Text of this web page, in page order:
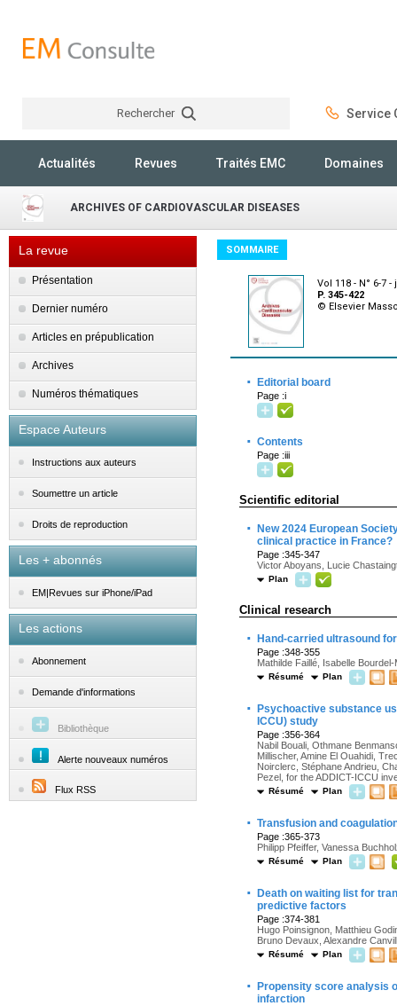
Rechercher Service
Actualités Revues Traités EMC Domaines
ARCHIVES OF CARDIOVASCULAR DISEASES
La revue
Présentation
Dernier numéro
Articles en prépublication
Archives
Numéros thématiques
Espace Auteurs
Instructions aux auteurs
Soumettre un article
Droits de reproduction
Les + abonnés
EM|Revues sur iPhone/iPad
Les actions
Abonnement
Demande d'informations
Bibliothèque
Alerte nouveaux numéros
Flux RSS
SOMMAIRE
Vol 118 - N° 6-7 -
P. 345-422
© Elsevier
· Editorial board
Page :i
· Contents
Page :iii
Scientific editorial
·
New 2024 European
clinical practice in France?
Page :345-347
Victor Aboyans, Lucie
Plan
Clinical research
· Hand-carried ultrasound
Page :348-355
Mathilde Faillé, Isabelle
Résumé Plan
·
Psychoactive substance
ICCU) study
Page :356-364
Nabil Bouali, Othmane
Millischer, Amine El Ouahidi,
Noirclerc, Stéphane Andrieu,
Pezel, for the ADDICT-ICCU
Résumé Plan
· Transfusion and
Page :365-373
Philipp Pfeiffer, Vanessa
Résumé Plan
·
Death on waiting list for
predictive factors
Page :374-381
Hugo Poinsignon, Matthieu
Bruno Devaux, Alexandre
Résumé Plan
·
Propensity score analysis
infarction